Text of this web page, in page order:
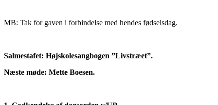
MB: Tak for gaven i forbindelse med hendes fødselsdag.
Salmestafet: Højskolesangbogen ”Livstræet”.
Næste møde: Mette Boesen.